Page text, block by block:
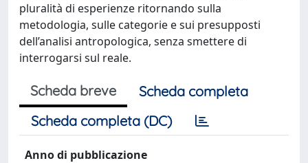
pluralità di esperienze ritornando sulla
metodologia, sulle categorie e sui presupposti
dell’analisi antropologica, senza smettere di
interrogarsi sul reale.
Scheda breve
Scheda completa
Scheda completa (DC)
Anno di pubblicazione